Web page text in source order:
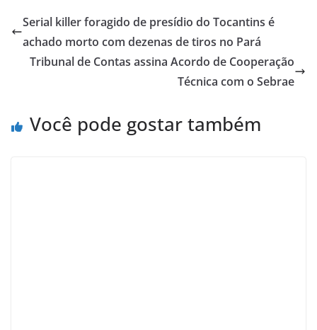
Serial killer foragido de presídio do Tocantins é
achado morto com dezenas de tiros no Pará
Tribunal de Contas assina Acordo de Cooperação
Técnica com o Sebrae
Você pode gostar também